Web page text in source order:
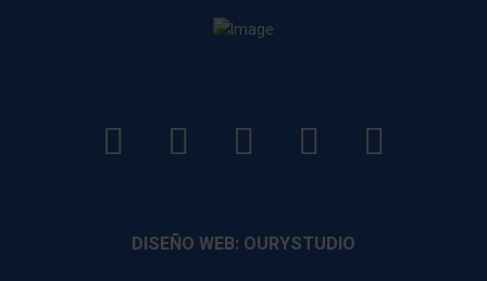
LinkedInInstagramFacebook
YouTube
DISEÑO WEB: OURYSTUDIO